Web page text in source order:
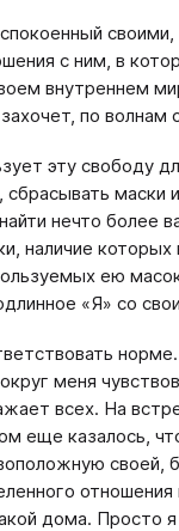
с ним, в
внутреннем
по волнам
эту свободу
маски
нечто более
наличие
ею
«Я» со
меня
всех. На
еще казалось,
дома. Просто